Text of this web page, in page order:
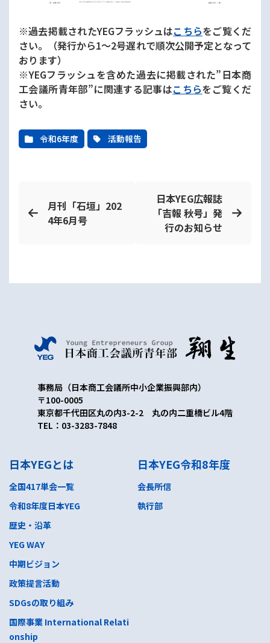
※過去掲載されたYEGフラッシュはこちらをご覧くだ
さい。（発行から1〜2号遅れで順次公開予定となって
おります）
※YEGフラッシュを含めた過去に掲載された”日本商
工会議所青年部”に関連する記事はこちらをご覧くだ
さい。
令和6年度 活動報告
月刊「石垣」202
4年6月号
日本YEG広報誌
「吉報 秋号」発
行のお知らせ
事務局（日本商工会議所中小企業振興部内）
〒100-0005
東京都千代田区丸の内3-2-2 丸の内二重橋ビル4階
TEL：03-3283-7848
日本YEGとは
全国417単会一覧
令和8年度日本YEG
歴史・沿革
YEG WAY
中期ビジョン
政策提言活動
SDGsの取り組み
国際事業 International Relati
onship
日本YEG令和8年度
会長所信
執行部